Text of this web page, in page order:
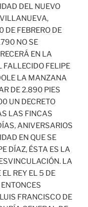
DEL NUEVO
DE FEBRERO DE
NO SE
EN LA
FALLECIDO FELIPE
LA MANZANA
DE 2.890 PIES
UN DECRETO
LAS FINCAS
ANIVERSARIOS
EN QUE SE
DÍAZ, ÉSTA ES LA
LA
REY EL 5 DE
FRANCISCO DE